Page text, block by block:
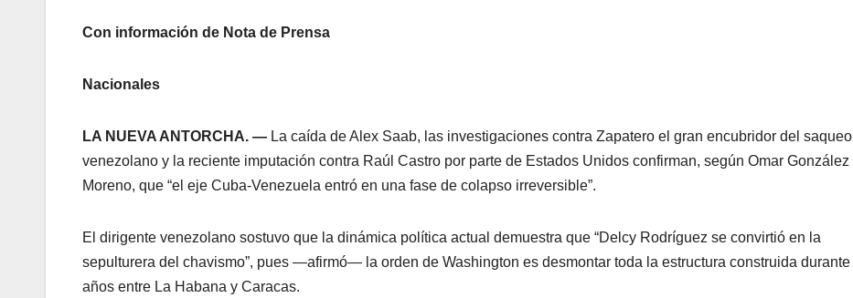
Con información de Nota de Prensa
Nacionales
LA NUEVA ANTORCHA. — La caída de Alex Saab, las investigaciones contra Zapatero el gran encubridor del saqueo
venezolano y la reciente imputación contra Raúl Castro por parte de Estados Unidos confirman, según Omar González
Moreno, que “el eje Cuba-Venezuela entró en una fase de colapso irreversible”.
El dirigente venezolano sostuvo que la dinámica política actual demuestra que “Delcy Rodríguez se convirtió en la
sepulturera del chavismo”, pues —afirmó— la orden de Washington es desmontar toda la estructura construida durante
años entre La Habana y Caracas.